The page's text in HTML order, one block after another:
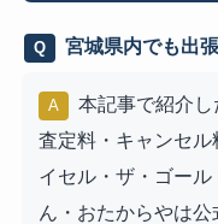
Q 宮城県内でも出
A
本記事で紹介し
査定料・キャンセ
イセル・ザ・ゴー
ん・おたからやは